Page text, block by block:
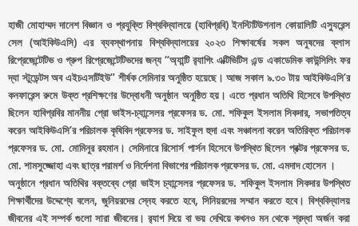
হাজী মোহাম্মদ দানেশ বিজ্ঞান ও প্রযুক্তি বিশ্ববিদ্যালয়ে (হাবিপ্রবি) ইনস্টিটিউশনাল কোয়ালিটি এস্যুরেন্স
সেল (আইকিউএসি) এর ব্যবস্থাপনায় বিশ্ববিদ্যালয়ের ২০২৩ শিক্ষাবর্ষের সকল অনুষদের ক্লাস
রিপ্রেজেন্টেটিভ ও গ্রুপ রিপ্রেজেন্টেটিভদের জন্য “অ্যান্টি র‌্যাগিং এক্টিভিটিস এন্ড একাডেমিক কাউন্সিলিং ফর
দ্যা স্টুডেন্টস অব এইচএসটিইউ” শীর্ষক সেমিনার অনুষ্ঠিত হয়েছে। আজ সকাল ৯.৩০ টায় আইকিউএসি’র
কনফারেন্স রুমে উক্ত প্রশিক্ষণের উদ্বোধনী অনুষ্ঠান অনুষ্ঠিত হয়। এতে প্রধান অতিথি হিসেবে উপস্থিত
ছিলেন হাবিপ্রবির মাননীয় প্রো ভাইস-চ্যান্সেলর প্রফেসর ড. মো. শফিকুল ইসলাম সিকদার, সভাপতিত্ব
করেন আইকিউএসি’র পরিচালক কৃষিবিদ প্রফেসর ড. সাইফুল হুদা এবং সঞ্চালনা করেন অতিরিক্ত পরিচালক
প্রফেসর ড. মো. মোমিনুর রহমান। সেমিনারে রিসোর্স পার্সন হিসেবে উপস্থিত ছিলেন প্রক্টর প্রফেসর ড.
মো. শামসুজ্জোহা এবং ছাত্র পরামর্শ ও নির্দেশনা বিভাগের পরিচালক প্রফেসর ড. মো. এমদাদ হোসেন ।
অনুষ্ঠানে প্রধান অতিথির বক্তব্যে প্রো ভাইস চ্যান্সেলর প্রফেসর ড. শফিকুল ইসলাম সিকদার উপস্থিত
শিক্ষার্থীদের উদ্দেশ্যে বলেন, জুনিয়রদের স্নেহ করতে হবে, সিনিয়রদের সম্মান করতে হবে। বিশ্ববিদ্যালয়
জীবনের এই সম্পর্ক গুলো সারা জীবনের। র‌্যাগ দিয়ে বা ভয় দেখিয়ে কখনও মন থেকে শ্রদ্ধা অর্জন করা